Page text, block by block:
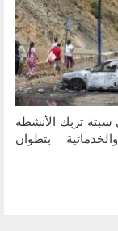
سبتة تربك الأنشطة
بتطوان